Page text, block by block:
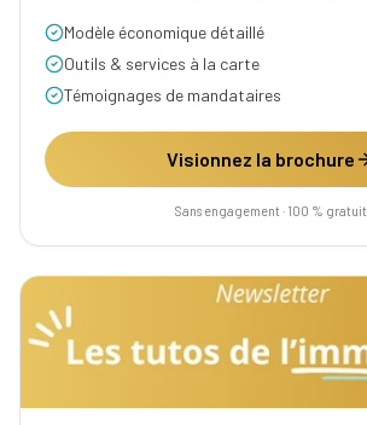
Modèle économique détaillé
Outils & services à la carte
Témoignages de mandataires
Visionnez la brochure
Sans engagement · 100 % gratuit